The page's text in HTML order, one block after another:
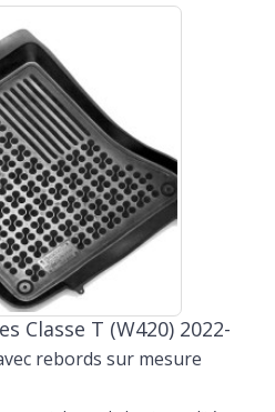
Classe T (W420) 2022-
rebords sur mesure